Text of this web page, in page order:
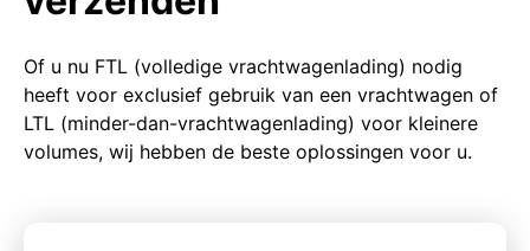
Of u nu FTL (volledige vrachtwagenlading) nodig
heeft voor exclusief gebruik van een vrachtwagen of
LTL (minder-dan-vrachtwagenlading) voor kleinere
volumes, wij hebben de beste oplossingen voor u.